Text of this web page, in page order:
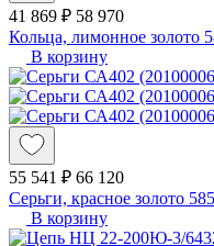
41 869 ₽ 58 970
Кольца, лимонное золото
В корзину
55 541 ₽ 66 120
Серьги, красное золото
В корзину